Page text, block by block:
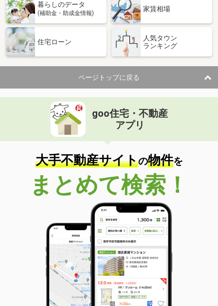
暮らしのデータ
(補助金・助成金情報)
家賃相場
住宅ローン
人気タウン
ランキング
ページトップに戻る
goo住宅・不動産
アプリ
大手不動産サイトの物件を
まとめて検索！